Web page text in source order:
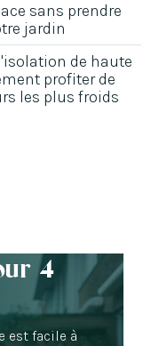
sans prendre
jardin
de haute
profiter de
les plus froids
4
est facile à